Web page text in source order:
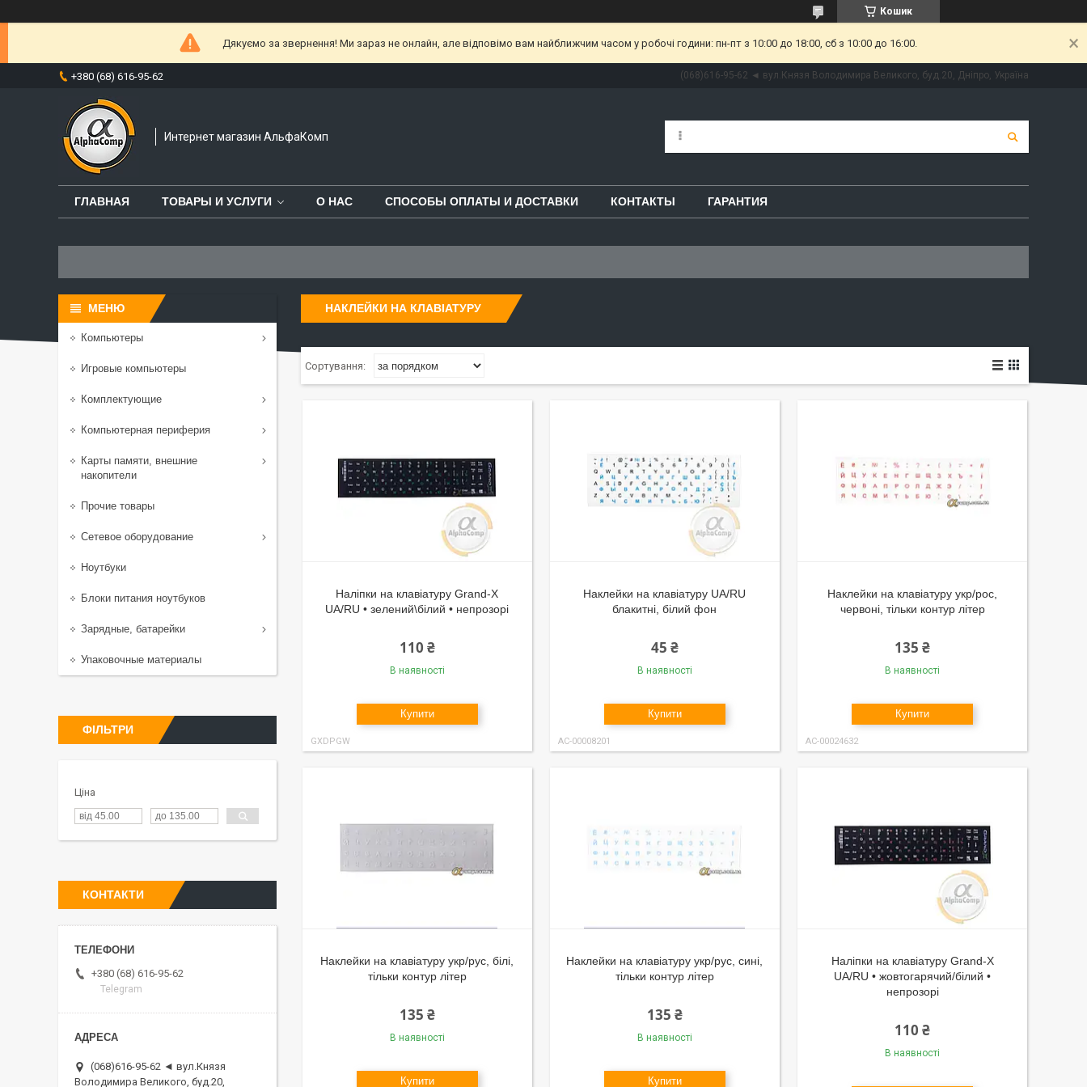
Кошик
Дякуємо за звернення! Ми зараз не онлайн, але відповімо вам найближчим часом у робочі години: пн-пт з 10:00 до 18:00, сб з 10:00 до 16:00.
+380 (68) 616-95-62 (068)616-95-62 ◄ вул.Князя Володимира Великого, буд.20, Дніпро, Україна
Интернет магазин АльфаКомп
ГЛАВНАЯ ТОВАРЫ И УСЛУГИ О НАС СПОСОБЫ ОПЛАТЫ И ДОСТАВКИ КОНТАКТЫ ГАРАНТИЯ
НАКЛЕЙКИ НА КЛАВІАТУРУ
Наліпки на клавіатуру Grand-X
UA/RU • зелений\білий • непрозорі
110 ₴
В наявності
Купити
GXDPGW
Наклейки на клавіатуру UA/RU
блакитні, білий фон
45 ₴
В наявності
Купити
AC-00008201
Наклейки на клавіатуру укр/рос,
червоні, тільки контур літер
135 ₴
В наявності
Купити
AC-00024632
Наклейки на клавіатуру укр/рус, білі,
тільки контур літер
135 ₴
В наявності
Купити
Наклейки на клавіатуру укр/рус, сині,
тільки контур літер
135 ₴
В наявності
Купити
Наліпки на клавіатуру Grand-X
UA/RU • жовтогарячий/білий •
непрозорі
110 ₴
В наявності
Компьютеры
Игровые компьютеры
Комплектующие
Компьютерная периферия
Карты памяти, внешние
накопители
Прочие товары
Сетевое оборудование
Ноутбуки
Блоки питания ноутбуков
Зарядные, батарейки
Упаковочные материалы
ФІЛЬТРИ
Ціна
КОНТАКТИ
+380 (68) 616-95-62
Telegram
(068)616-95-62 ◄ вул.Князя
Володимира Великого, буд.20,